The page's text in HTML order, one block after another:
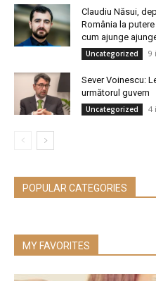
Claudiu Năsui,
România la
cum ajunge
Uncategorized 9
Sever Voinescu:
următorul guvern
Uncategorized 4
POPULAR CATEGORIES
MY FAVORITES